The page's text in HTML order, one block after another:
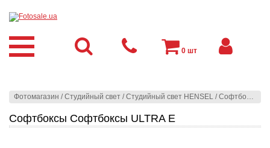
Фотомагазин /Студийный свет /Студийный свет HENSEL /Софтбоксы
Софтбоксы Софтбоксы ULTRA E
0 шт